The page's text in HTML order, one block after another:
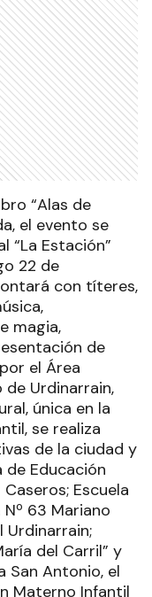
“Alas de
el evento se
“La Estación”
22 de
con títeres,
magia,
de
el Área
Urdinarrain,
única en la
se realiza
de la ciudad y
de Educación
Escuela
Nº 63 Mariano
Urdinarrain;
del Carril” y
San Antonio, el
Materno Infantil